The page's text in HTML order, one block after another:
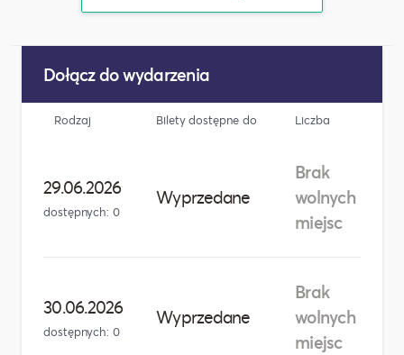
Dołącz do wydarzenia
Rodzaj Bilety dostępne do Liczba
29.06.2026
dostępnych: 0
Wyprzedane
Brak
wolnych
miejsc
30.06.2026
dostępnych: 0
Wyprzedane
Brak
wolnych
miejsc